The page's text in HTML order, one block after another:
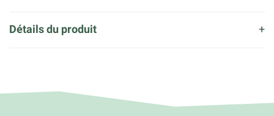
Détails du produit